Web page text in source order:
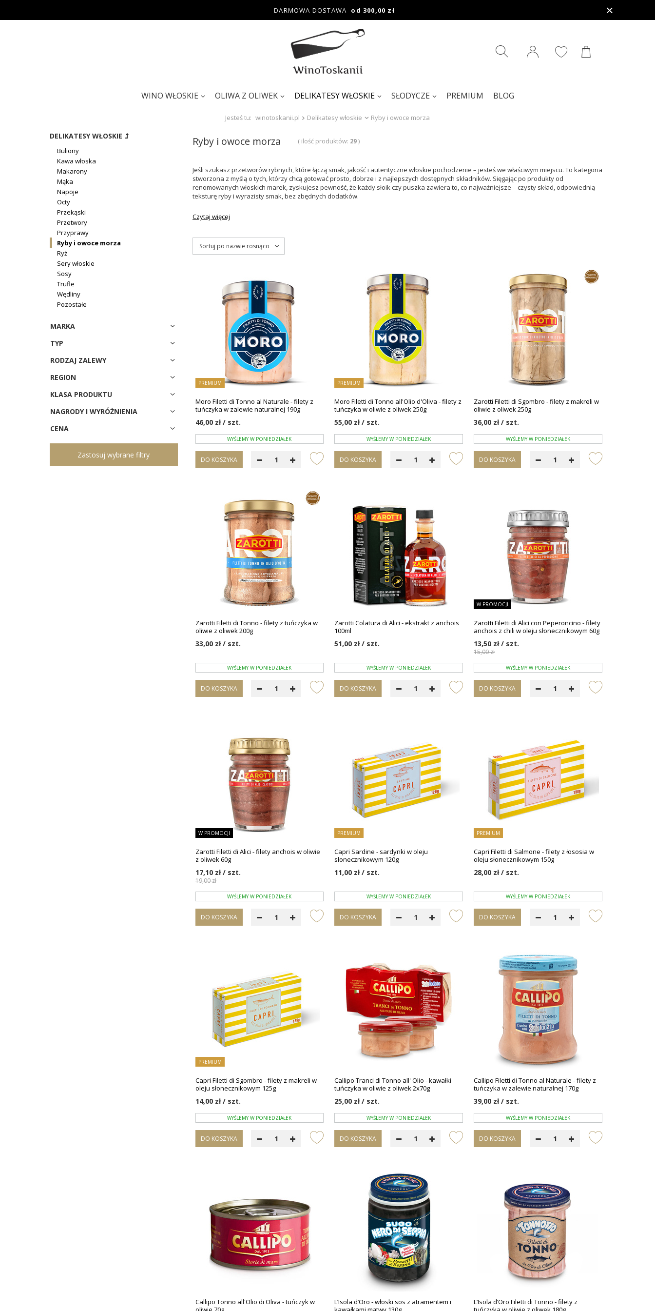
DARMOWA DOSTAWA od 300,00 zł
WINO WŁOSKIE OLIWA Z OLIWEK DELIKATESY WŁOSKIE SŁODYCZE PREMIUM BLOG
Jesteś tu: winotoskanii.pl Delikatesy włoskie Ryby i owoce morza
DELIKATESY WŁOSKIE
Buliony
Kawa włoska
Makarony
Mąka
Napoje
Octy
Przekąski
Przetwory
Przyprawy
Ryby i owoce morza
Ryż
Sery włoskie
Sosy
Trufle
Wędliny
Pozostałe
MARKA
TYP
RODZAJ ZALEWY
REGION
KLASA PRODUKTU
NAGRODY I WYRÓŻNIENIA
CENA
Zastosuj wybrane filtry
Ryby i owoce morza ( ilość produktów: 29)
Jeśli szukasz przetworów rybnych, które łączą smak, jakość i autentyczne włoskie pochodzenie – jesteś we właściwym miejscu. To kategoria
stworzona z myślą o tych, którzy chcą gotować prosto, dobrze i z najlepszych dostępnych składników. Sięgając po produkty od
renomowanych włoskich marek, zyskujesz pewność, że każdy słoik czy puszka zawiera to, co najważniejsze – czysty skład, odpowiednią
teksturę ryby i wyrazisty smak, bez zbędnych dodatków.
Czytaj więcej
Sortuj po nazwie rosnąco
PREMIUM
Moro Filetti di Tonno al Naturale - filety z
tuńczyka w zalewie naturalnej 190g
46,00 zł / szt.
WYŚLEMY W PONIEDZIAŁEK
DO KOSZYKA
PREMIUM
Moro Filetti di Tonno all'Olio d'Oliva - filety z
tuńczyka w oliwie z oliwek 250g
55,00 zł / szt.
WYŚLEMY W PONIEDZIAŁEK
DO KOSZYKA
Zarotti Filetti di Sgombro - filety z makreli w
oliwie z oliwek 250g
36,00 zł / szt.
WYŚLEMY W PONIEDZIAŁEK
DO KOSZYKA
Zarotti Filetti di Tonno - filety z tuńczyka w
oliwie z oliwek 200g
33,00 zł / szt.
WYŚLEMY W PONIEDZIAŁEK
DO KOSZYKA
Zarotti Colatura di Alici - ekstrakt z anchois
100ml
51,00 zł / szt.
WYŚLEMY W PONIEDZIAŁEK
DO KOSZYKA
W PROMOCJI
Zarotti Filetti di Alici con Peperoncino - filety
anchois z chili w oleju słonecznikowym 60g
15,00 zł
13,50 zł / szt.
WYŚLEMY W PONIEDZIAŁEK
DO KOSZYKA
W PROMOCJI
Zarotti Filetti di Alici - filety anchois w oliwie
z oliwek 60g
19,00 zł
17,10 zł / szt.
WYŚLEMY W PONIEDZIAŁEK
DO KOSZYKA
PREMIUM
Capri Sardine - sardynki w oleju
słonecznikowym 120g
11,00 zł / szt.
WYŚLEMY W PONIEDZIAŁEK
DO KOSZYKA
PREMIUM
Capri Filetti di Salmone - filety z łososia w
oleju słonecznikowym 150g
28,00 zł / szt.
WYŚLEMY W PONIEDZIAŁEK
DO KOSZYKA
PREMIUM
Capri Filetti di Sgombro - filety z makreli w
oleju słonecznikowym 125g
14,00 zł / szt.
WYŚLEMY W PONIEDZIAŁEK
DO KOSZYKA
Callipo Tranci di Tonno all' Olio - kawałki
tuńczyka w oliwie z oliwek 2x70g
25,00 zł / szt.
WYŚLEMY W PONIEDZIAŁEK
DO KOSZYKA
Callipo Filetti di Tonno al Naturale - filety z
tuńczyka w zalewie naturalnej 170g
39,00 zł / szt.
WYŚLEMY W PONIEDZIAŁEK
DO KOSZYKA
Callipo Tonno all'Olio di Oliva - tuńczyk w
L’Isola d’Oro - włoski sos z atramentem i
L’Isola d’Oro Filetti di Tonno - filety z